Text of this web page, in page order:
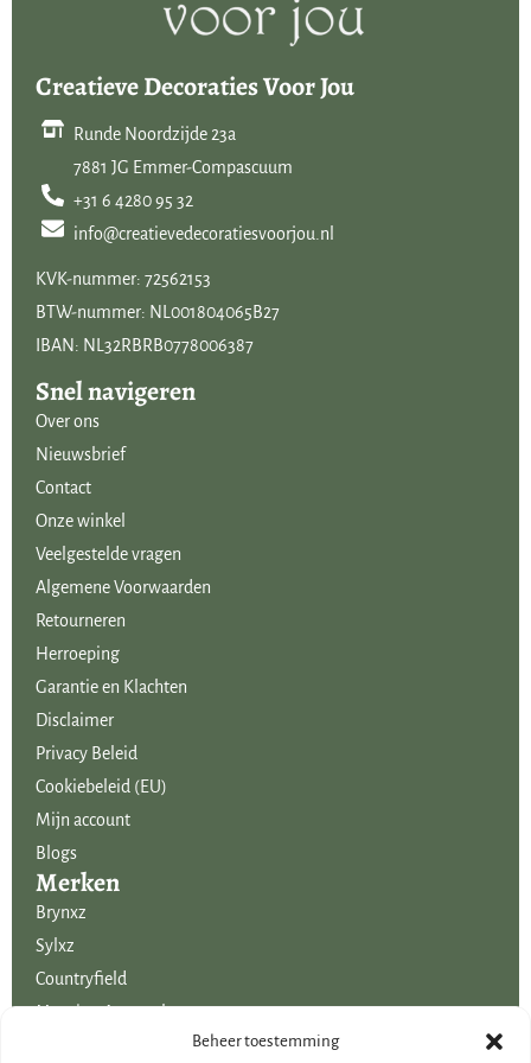
Beheer toestemming
afgewerkt en voorzien van mooie details. Het is een Nederlands
landelijk is ingericht, of juist met een vleugje ‘Hotel Chique’, de
collectie van Mansion Atmosphere sluit bij beide aan. Laat je
webwinkel.
Creatieve Decoraties Voor Jou
Runde Noordzijde 23a
7881 JG Emmer-Compascuum
+31 6 4280 95 32
info@creatievedecoratiesvoorjou.nl
KVK-nummer: 72562153
BTW-nummer: NL001804065B27
IBAN: NL32RBRB0778006387
Snel navigeren
Over ons
Nieuwsbrief
Contact
Onze winkel
Veelgestelde vragen
Algemene Voorwaarden
Retourneren
Herroeping
Garantie en Klachten
Disclaimer
Privacy Beleid
Cookiebeleid (EU)
Mijn account
Blogs
Merken
Brynxz
Sylxz
Countryfield
Mansion Atmosphere
Uitgelicht voor jou!